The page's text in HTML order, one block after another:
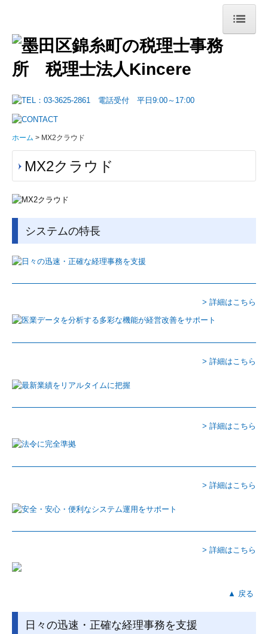
ホーム
Kincereについて
事務所紹介
リンク集
税務顧問
創業支援
相続贈与
確定申告
税務会計ワンポイントニュース
採用メッセージ
募集要項
ホーム MX2クラウド
MX2クラウド
システムの特長
> 詳細はこちら
> 詳細はこちら
> 詳細はこちら
> 詳細はこちら
> 詳細はこちら
▲ 戻る
日々の迅速・正確な経理事務を支援